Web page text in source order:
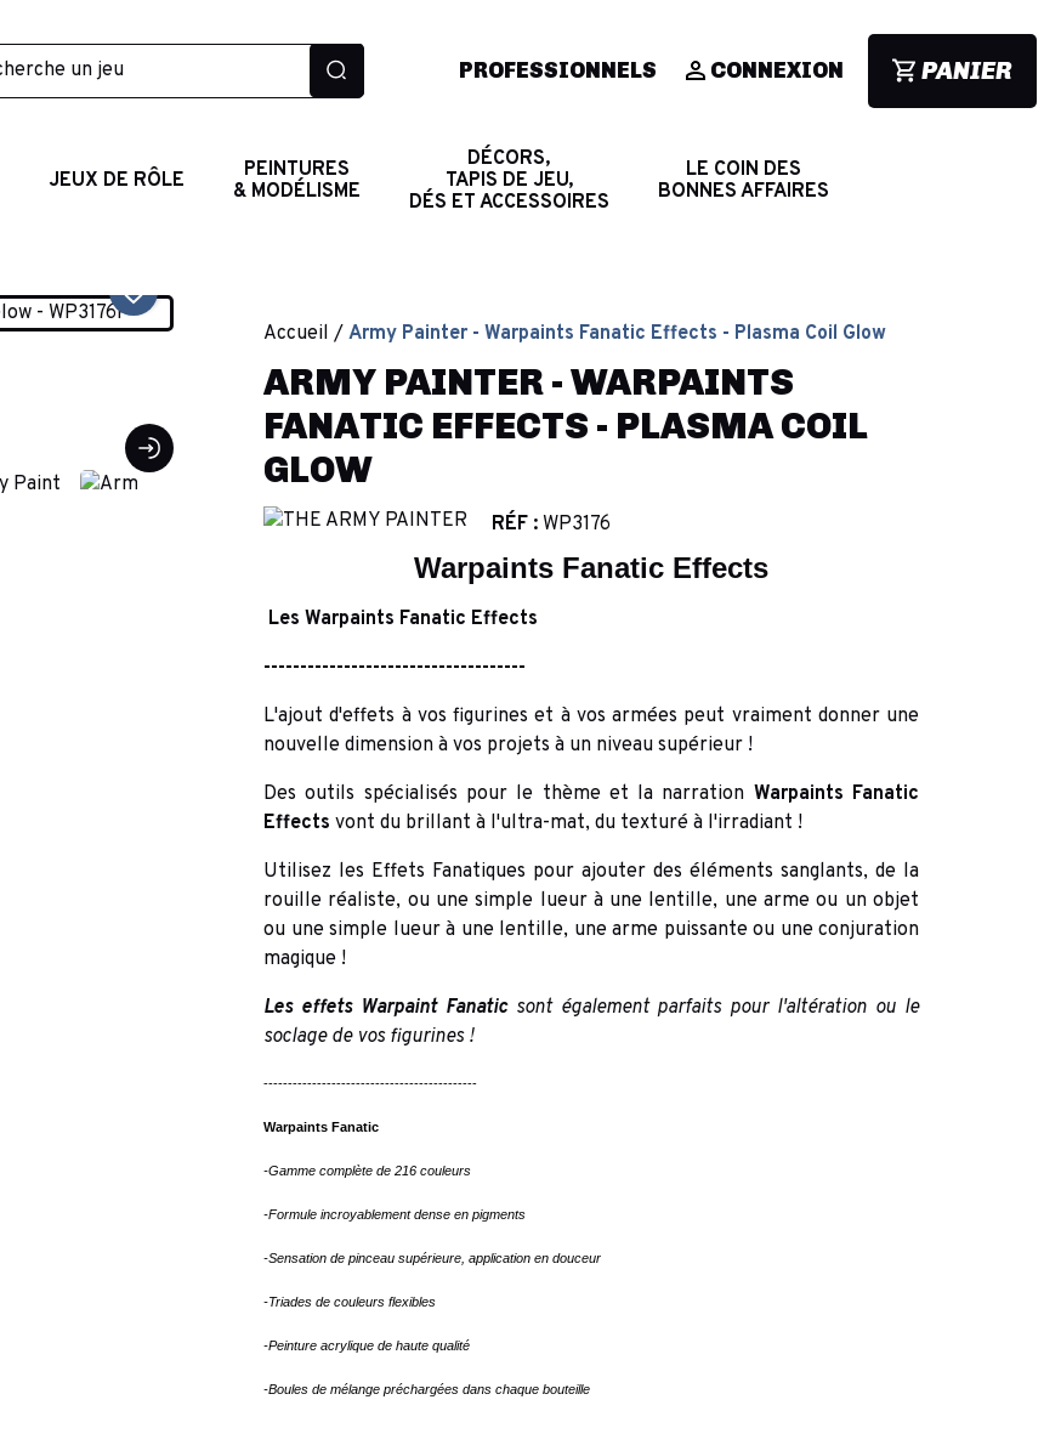
PROFESSIONNELS CONNEXION PANIER
JEUX DE RÔLE
PEINTURES
& MODÉLISME
DÉCORS,
TAPIS DE JEU,
DÉS ET ACCESSOIRES
LE COIN DES
BONNES AFFAIRES
favorite_border
Accueil Army Painter - Warpaints Fanatic Effects - Plasma Coil Glow
ARMY PAINTER - WARPAINTS
FANATIC EFFECTS - PLASMA COIL
GLOW
RÉF : WP3176
Warpaints Fanatic Effects
Les Warpaints Fanatic Effects
------------------------------------
L'ajout d'effets à vos figurines et à vos armées peut vraiment donner une
nouvelle dimension à vos projets à un niveau supérieur !
Des outils spécialisés pour le thème et la narration Warpaints Fanatic
Effects vont du brillant à l'ultra-mat, du texturé à l'irradiant !
Utilisez les Effets Fanatiques pour ajouter des éléments sanglants, de la
rouille réaliste, ou une simple lueur à une lentille, une arme ou un objet
ou une simple lueur à une lentille, une arme puissante ou une conjuration
magique !
Les effets Warpaint Fanaticsont également parfaits pour l'altération ou le
soclage de vos figurines !
--------------------------------------------
Warpaints Fanatic
-Gamme complète de 216 couleurs
-Formule incroyablement dense en pigments
-Sensation de pinceau supérieure, application en douceur
-Triades de couleurs flexibles
-Peinture acrylique de haute qualité
-Boules de mélange préchargées dans chaque bouteille